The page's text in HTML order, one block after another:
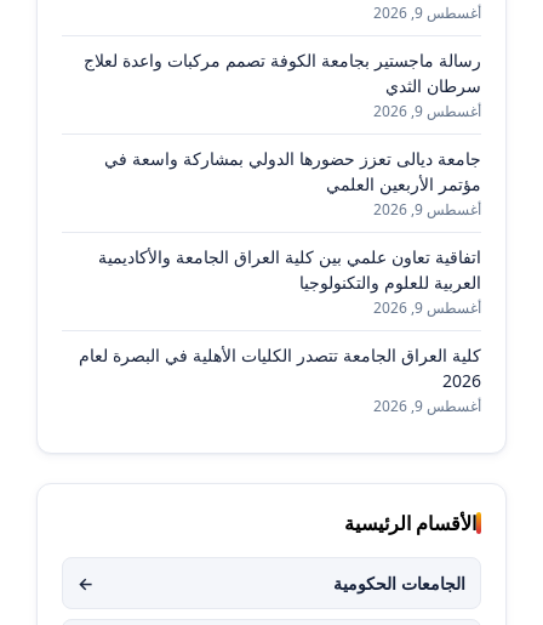
أغسطس 9, 2026
رسالة ماجستير بجامعة الكوفة تصمم مركبات واعدة لعلاج
سرطان الثدي
أغسطس 9, 2026
جامعة ديالى تعزز حضورها الدولي بمشاركة واسعة في
مؤتمر الأربعين العلمي
أغسطس 9, 2026
اتفاقية تعاون علمي بين كلية العراق الجامعة والأكاديمية
العربية للعلوم والتكنولوجيا
أغسطس 9, 2026
كلية العراق الجامعة تتصدر الكليات الأهلية في البصرة لعام
2026
أغسطس 9, 2026
الأقسام الرئيسية
الجامعات الحكومية ←